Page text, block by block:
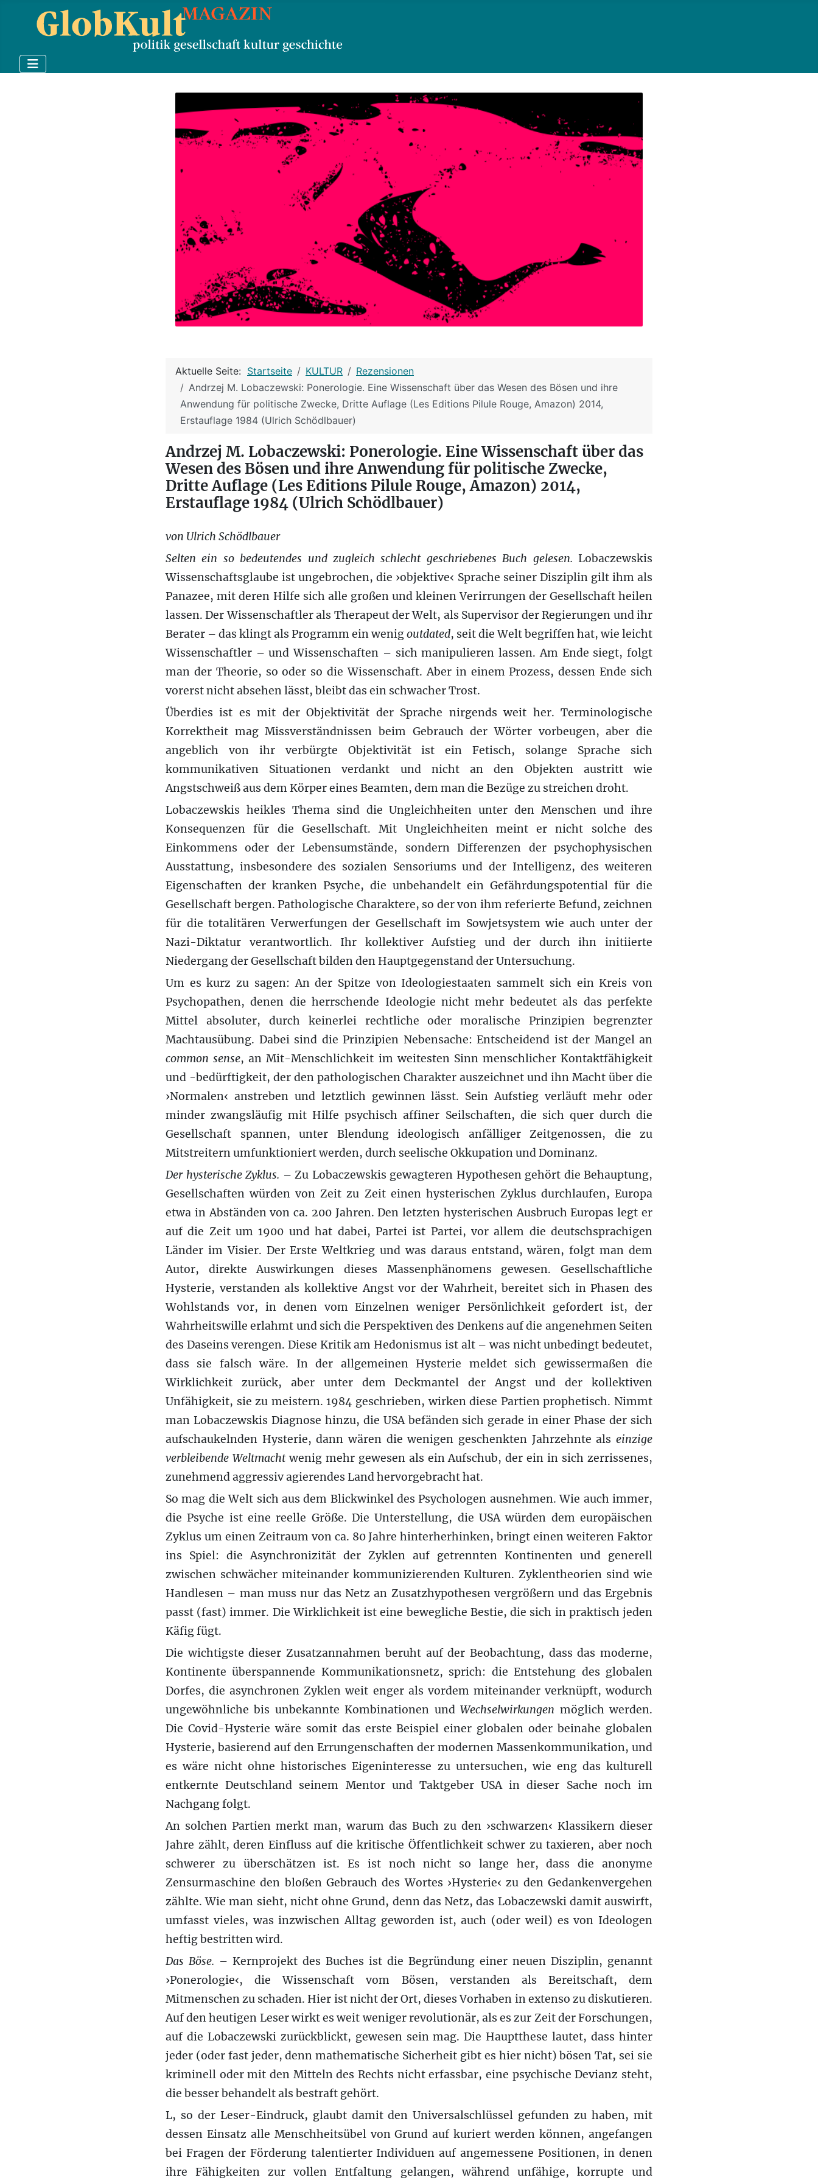
Aktuelle Seite: Startseite KULTUR
Rezensionen
Andrzej M. Lobaczewski: Ponerologie. Eine Wissenschaft über das Wesen des Bösen und ihre
Anwendung für politische Zwecke, Dritte Auflage (Les Editions Pilule Rouge, Amazon) 2014,
Erstauflage 1984 (Ulrich Schödlbauer)
Andrzej M. Lobaczewski: Ponerologie. Eine Wissenschaft über das
Wesen des Bösen und ihre Anwendung für politische Zwecke,
Dritte Auflage (Les Editions Pilule Rouge, Amazon) 2014,
Erstauflage 1984 (Ulrich Schödlbauer)
von Ulrich Schödlbauer
Selten ein so bedeutendes und zugleich schlecht geschriebenes Buch gelesen. Lobaczewskis
Wissenschaftsglaube ist ungebrochen, die ›objektive‹ Sprache seiner Disziplin gilt ihm als
Panazee, mit deren Hilfe sich alle großen und kleinen Verirrungen der Gesellschaft heilen
lassen. Der Wissenschaftler als Therapeut der Welt, als Supervisor der Regierungen und ihr
Berater – das klingt als Programm ein wenigoutdated, seit die Welt begriffen hat, wie leicht
Wissenschaftler – und Wissenschaften – sich manipulieren lassen. Am Ende siegt, folgt
man der Theorie, so oder so die Wissenschaft. Aber in einem Prozess, dessen Ende sich
vorerst nicht absehen lässt, bleibt das ein schwacher Trost.
Überdies ist es mit der Objektivität der Sprache nirgends weit her. Terminologische
Korrektheit mag Missverständnissen beim Gebrauch der Wörter vorbeugen, aber die
angeblich von ihr verbürgte Objektivität ist ein Fetisch, solange Sprache sich
kommunikativen Situationen verdankt und nicht an den Objekten austritt wie
Angstschweiß aus dem Körper eines Beamten, dem man die Bezüge zu streichen droht.
Lobaczewskis heikles Thema sind die Ungleichheiten unter den Menschen und ihre
Konsequenzen für die Gesellschaft. Mit Ungleichheiten meint er nicht solche des
Einkommens oder der Lebensumstände, sondern Differenzen der psychophysischen
Ausstattung, insbesondere des sozialen Sensoriums und der Intelligenz, des weiteren
Eigenschaften der kranken Psyche, die unbehandelt ein Gefährdungspotential für die
Gesellschaft bergen. Pathologische Charaktere, so der von ihm referierte Befund, zeichnen
für die totalitären Verwerfungen der Gesellschaft im Sowjetsystem wie auch unter der
Nazi-Diktatur verantwortlich. Ihr kollektiver Aufstieg und der durch ihn initiierte
Niedergang der Gesellschaft bilden den Hauptgegenstand der Untersuchung.
Um es kurz zu sagen: An der Spitze von Ideologiestaaten sammelt sich ein Kreis von
Psychopathen, denen die herrschende Ideologie nicht mehr bedeutet als das perfekte
Mittel absoluter, durch keinerlei rechtliche oder moralische Prinzipien begrenzter
Machtausübung. Dabei sind die Prinzipien Nebensache: Entscheidend ist der Mangel an
common sense, an Mit-Menschlichkeit im weitesten Sinn menschlicher Kontaktfähigkeit
und -bedürftigkeit, der den pathologischen Charakter auszeichnet und ihn Macht über die
›Normalen‹ anstreben und letztlich gewinnen lässt. Sein Aufstieg verläuft mehr oder
minder zwangsläufig mit Hilfe psychisch affiner Seilschaften, die sich quer durch die
Gesellschaft spannen, unter Blendung ideologisch anfälliger Zeitgenossen, die zu
Mitstreitern umfunktioniert werden, durch seelische Okkupation und Dominanz.
Der hysterische Zyklus. – Zu Lobaczewskis gewagteren Hypothesen gehört die Behauptung,
Gesellschaften würden von Zeit zu Zeit einen hysterischen Zyklus durchlaufen, Europa
etwa in Abständen von ca. 200 Jahren. Den letzten hysterischen Ausbruch Europas legt er
auf die Zeit um 1900 und hat dabei, Partei ist Partei, vor allem die deutschsprachigen
Länder im Visier. Der Erste Weltkrieg und was daraus entstand, wären, folgt man dem
Autor, direkte Auswirkungen dieses Massenphänomens gewesen. Gesellschaftliche
Hysterie, verstanden als kollektive Angst vor der Wahrheit, bereitet sich in Phasen des
Wohlstands vor, in denen vom Einzelnen weniger Persönlichkeit gefordert ist, der
Wahrheitswille erlahmt und sich die Perspektiven des Denkens auf die angenehmen Seiten
des Daseins verengen. Diese Kritik am Hedonismus ist alt – was nicht unbedingt bedeutet,
dass sie falsch wäre. In der allgemeinen Hysterie meldet sich gewissermaßen die
Wirklichkeit zurück, aber unter dem Deckmantel der Angst und der kollektiven
Unfähigkeit, sie zu meistern. 1984 geschrieben, wirken diese Partien prophetisch. Nimmt
man Lobaczewskis Diagnose hinzu, die USA befänden sich gerade in einer Phase der sich
aufschaukelnden Hysterie, dann wären die wenigen geschenkten Jahrzehnte als einzige
verbleibende Weltmachtwenig mehr gewesen als ein Aufschub, der ein in sich zerrissenes,
zunehmend aggressiv agierendes Land hervorgebracht hat.
So mag die Welt sich aus dem Blickwinkel des Psychologen ausnehmen. Wie auch immer,
die Psyche ist eine reelle Größe. Die Unterstellung, die USA würden dem europäischen
Zyklus um einen Zeitraum von ca. 80 Jahre hinterherhinken, bringt einen weiteren Faktor
ins Spiel: die Asynchronizität der Zyklen auf getrennten Kontinenten und generell
zwischen schwächer miteinander kommunizierenden Kulturen. Zyklentheorien sind wie
Handlesen – man muss nur das Netz an Zusatzhypothesen vergrößern und das Ergebnis
passt (fast) immer. Die Wirklichkeit ist eine bewegliche Bestie, die sich in praktisch jeden
Käfig fügt.
Die wichtigste dieser Zusatzannahmen beruht auf der Beobachtung, dass das moderne,
Kontinente überspannende Kommunikationsnetz, sprich: die Entstehung des globalen
Dorfes, die asynchronen Zyklen weit enger als vordem miteinander verknüpft, wodurch
ungewöhnliche bis unbekannte Kombinationen undWechselwirkungen möglich werden.
Die Covid-Hysterie wäre somit das erste Beispiel einer globalen oder beinahe globalen
Hysterie, basierend auf den Errungenschaften der modernen Massenkommunikation, und
es wäre nicht ohne historisches Eigeninteresse zu untersuchen, wie eng das kulturell
entkernte Deutschland seinem Mentor und Taktgeber USA in dieser Sache noch im
Nachgang folgt.
An solchen Partien merkt man, warum das Buch zu den ›schwarzen‹ Klassikern dieser
Jahre zählt, deren Einfluss auf die kritische Öffentlichkeit schwer zu taxieren, aber noch
schwerer zu überschätzen ist. Es ist noch nicht so lange her, dass die anonyme
Zensurmaschine den bloßen Gebrauch des Wortes ›Hysterie‹ zu den Gedankenvergehen
zählte. Wie man sieht, nicht ohne Grund, denn das Netz, das Lobaczewski damit auswirft,
umfasst vieles, was inzwischen Alltag geworden ist, auch (oder weil) es von Ideologen
heftig bestritten wird.
Das Böse. – Kernprojekt des Buches ist die Begründung einer neuen Disziplin, genannt
›Ponerologie‹, die Wissenschaft vom Bösen, verstanden als Bereitschaft, dem
Mitmenschen zu schaden. Hier ist nicht der Ort, dieses Vorhaben in extenso zu diskutieren.
Auf den heutigen Leser wirkt es weit weniger revolutionär, als es zur Zeit der Forschungen,
auf die Lobaczewski zurückblickt, gewesen sein mag. Die Hauptthese lautet, dass hinter
jeder (oder fast jeder, denn mathematische Sicherheit gibt es hier nicht) bösen Tat, sei sie
kriminell oder mit den Mitteln des Rechts nicht erfassbar, eine psychische Devianz steht,
die besser behandelt als bestraft gehört.
L, so der Leser-Eindruck, glaubt damit den Universalschlüssel gefunden zu haben, mit
dessen Einsatz alle Menschheitsübel von Grund auf kuriert werden können, angefangen
bei Fragen der Förderung talentierter Individuen auf angemessene Positionen, in denen
ihre Fähigkeiten zur vollen Entfaltung gelangen, während unfähige, korrupte und